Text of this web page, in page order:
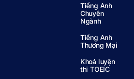
Tiếng Anh
Chuyên
Ngành
Tiếng Anh
Thương Mại
Khoá luyện
thi TOEIC